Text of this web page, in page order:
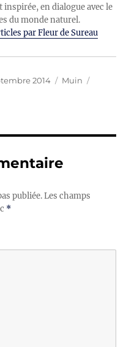
inspirée, en dialogue avec le
du monde naturel.
par Fleur de Sureau
2014 Catégories
Muin
publiée. Les champs
*